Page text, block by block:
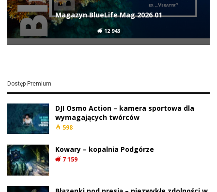
znacznie mniejsze rozmiary i zwykle nie
przekracza dwóch lub trzech metrów
wysokości.
screen z YT Victoria University of Wellington